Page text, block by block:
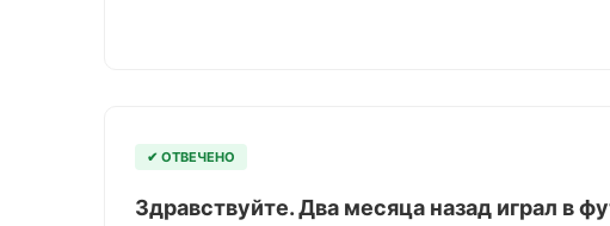
✔ ОТВЕЧЕНО
Здравствуйте. Два месяца назад играл в